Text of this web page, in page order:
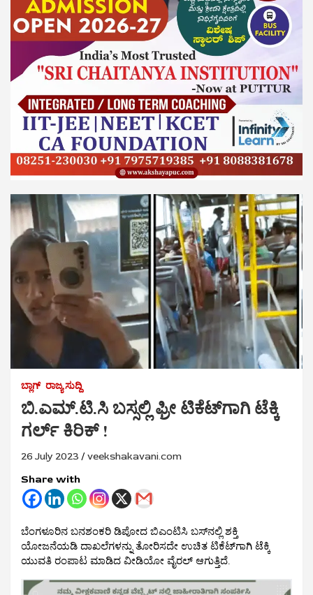
ಬ್ಲಾಗ್ ರಾಜ್ಯ ಸುದ್ದಿ
ಬಿ.ಎಮ್.ಟಿ.ಸಿ ಬಸ್ಸಲ್ಲಿ ಫ್ರೀ ಟಿಕೆಟ್‌ಗಾಗಿ ಟೆಕ್ಕಿ
ಗರ್ಲ್‌ ಕಿರಿಕ್ !
26 July 2023 veekshakavani.com
Share with
ಬೆಂಗಳೂರಿನ ಬನಶಂಕರಿ ಡಿಪೋದ ಬಿಎಂಟಿಸಿ ಬಸ್‌ನಲ್ಲಿ ಶಕ್ತಿ
ಯೋಜನೆಯಡಿ ದಾಖಲೆಗಳನ್ನು ತೋರಿಸದೇ ಉಚಿತ ಟಿಕೆಟ್‌ಗಾಗಿ ಟೆಕ್ಕಿ
ಯುವತಿ ರಂಪಾಟ ಮಾಡಿದ ವೀಡಿಯೋ ವೈರಲ್‌ ಆಗುತ್ತಿದೆ.